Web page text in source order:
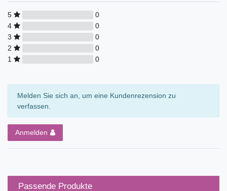
5
0
4
0
3
0
2
0
1
0
Melden Sie sich an, um eine Kundenrezension zu
verfassen.
Anmelden
Passende Produkte